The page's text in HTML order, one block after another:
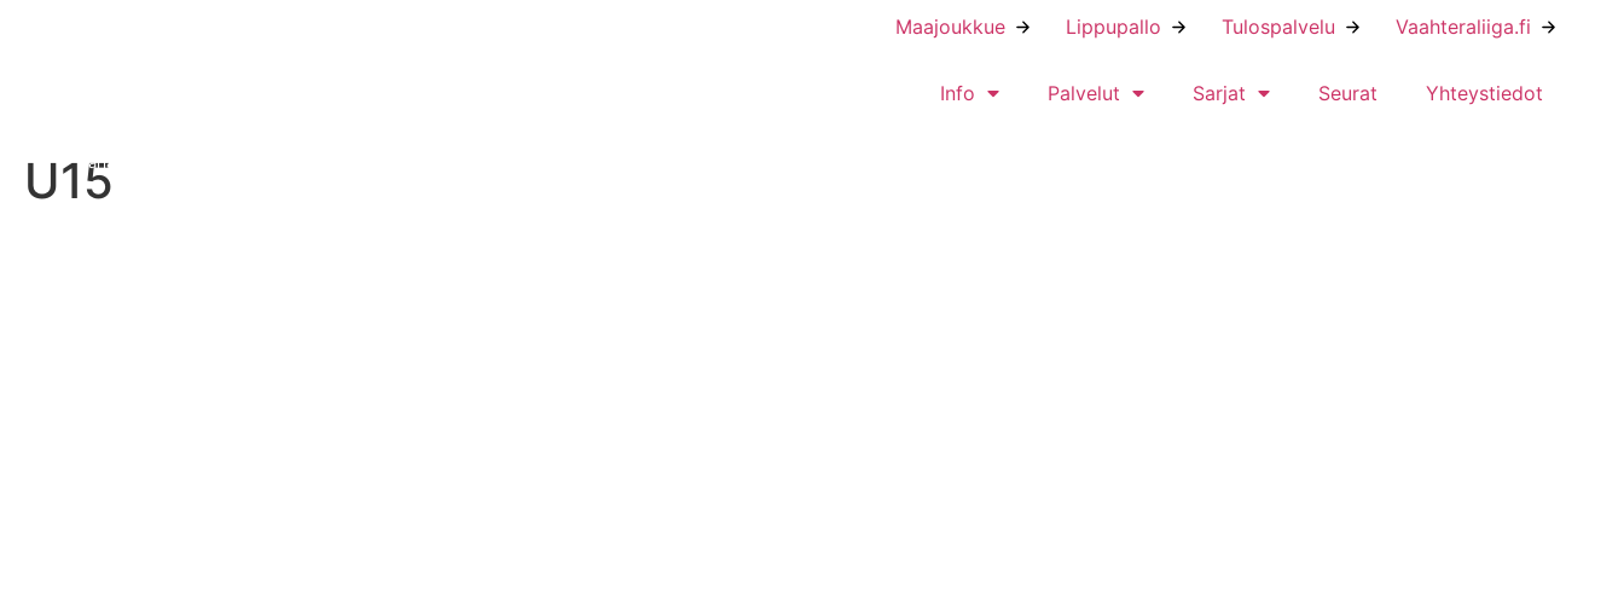
Maajoukkue Lippupallo Tulospalvelu Vaahteraliiga.fi
Info Palvelut Sarjat Seurat Yhteystiedot
U15
Sarjat